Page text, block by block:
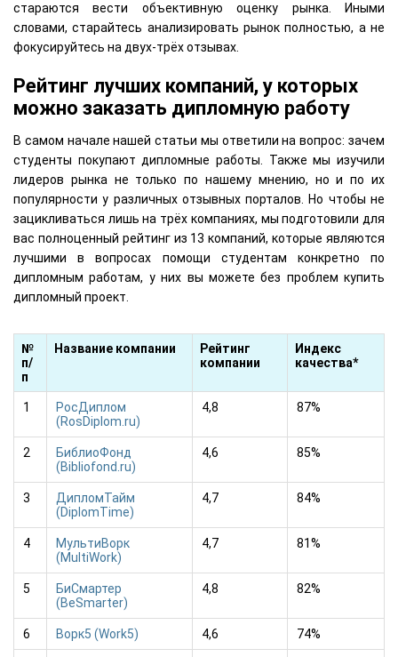
стараются вести объективную оценку рынка. Иными
словами, старайтесь анализировать рынок полностью, а не
фокусируйтесь на двух-трёх отзывах.
Рейтинг лучших компаний, у которых
можно заказать дипломную работу
В самом начале нашей статьи мы ответили на вопрос: зачем
студенты покупают дипломные работы. Также мы изучили
лидеров рынка не только по нашему мнению, но и по их
популярности у различных отзывных порталов. Но чтобы не
зацикливаться лишь на трёх компаниях, мы подготовили для
вас полноценный рейтинг из 13 компаний, которые являются
лучшими в вопросах помощи студентам конкретно по
дипломным работам, у них вы можете без проблем купить
дипломный проект.
№
п/
п
Название компании
Рейтинг
компании
Индекс
качества*
1
РосДиплом
(RosDiplom.ru)
4,8 87%
2
БиблиоФонд
(Bibliofond.ru)
4,6 85%
3
ДипломТайм
(DiplomTime)
4,7 84%
4
МультиВорк
(MultiWork)
4,7 81%
5
БиСмартер
(BeSmarter)
4,8 82%
6 Ворк5 (Work5) 4,6 74%